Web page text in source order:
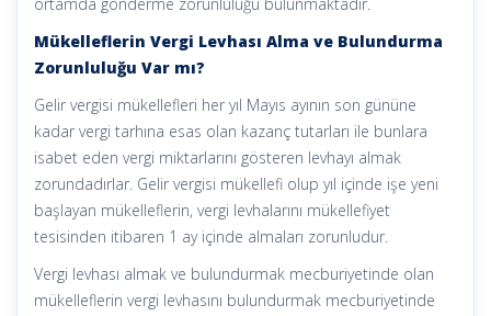
Mükelleflerin Vergi Levhası Alma ve Bulundurma
Zorunluluğu Var mı?
Gelir vergisi mükellefleri her yıl Mayıs ayının son gününe
kadar vergi tarhına esas olan kazanç tutarları ile bunlara
isabet eden vergi miktarlarını gösteren levhayı almak
zorundadırlar. Gelir vergisi mükellefi olup yıl içinde işe yeni
başlayan mükelleflerin, vergi levhalarını mükellefiyet
tesisinden itibaren 1 ay içinde almaları zorunludur.
Vergi levhası almak ve bulundurmak mecburiyetinde olan
mükelleflerin vergi levhasını bulundurmak mecburiyetinde